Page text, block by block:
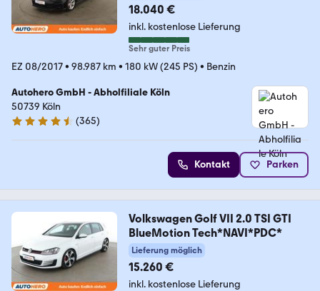
18.040 €
inkl. kostenlose Lieferung
Sehr guter Preis
EZ 08/2017• 98.987 km • 180 kW (245 PS) • Benzin
Autohero GmbH - Abholfiliale Köln
50739 Köln
4.6 Sterne
(365)
Kontakt Parken
Volkswagen Golf VII 2.0 TSI GTI
BlueMotion Tech*NAVI*PDC*
Lieferung möglich
15.260 €
inkl. kostenlose Lieferung